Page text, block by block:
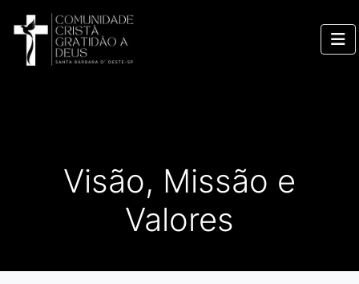
Visão, Missão e
Valores